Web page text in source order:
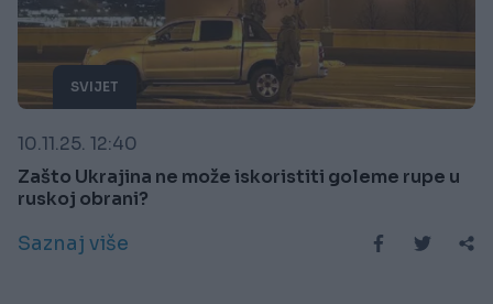
SVIJET
10.11.25. 12:40
Zašto Ukrajina ne može iskoristiti goleme rupe u
ruskoj obrani?
Saznaj više